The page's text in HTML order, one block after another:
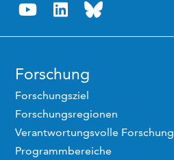
Forschung
Forschungsziel
Forschungsregionen
Verantwortungsvolle Forschung
Programmbereiche